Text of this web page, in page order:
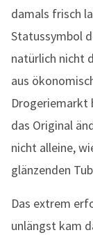
damals frisch
Statussymbol
natürlich nicht
aus
Drogeriemarkt
das Original
nicht alleine,
glänzenden
Das extrem
unlängst kam